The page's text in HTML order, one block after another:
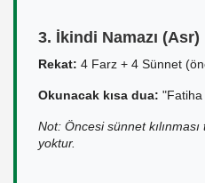
3. İkindi Namazı (Asr)
Rekat: 4 Farz + 4 Sünnet
Okunacak kısa dua: "Fatiha
Not: Öncesi sünnet
yoktur.